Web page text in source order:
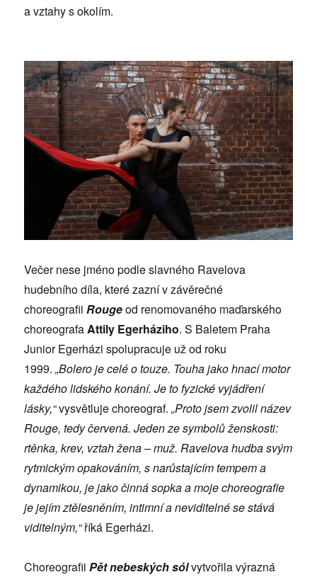
a vztahy s okolím.
Večer nese jméno podle slavného Ravelova
hudebního díla, které zazní v závěrečné
choreografii Rougeod renomovaného maďarského
choreografa Attily Egerháziho. S Baletem Praha
Junior Egerházi spolupracuje už od roku
1999.„Bolero je celé o touze. Touha jako hnací motor
každého lidského konání. Je to fyzické vyjádření
lásky,“vysvětluje choreograf.„Proto jsem zvolil název
Rouge, tedy červená. Jeden ze symbolů ženskosti:
rtěnka, krev, vztah žena – muž. Ravelova hudba svým
rytmickým opakováním, s narůstajícím tempem a
dynamikou, je jako činná sopka a moje choreografie
je jejím ztělesněním, intimní a neviditelné se stává
viditelným,“říká Egerházi.
ChoreografiiPět nebeských sólvytvořila výrazná